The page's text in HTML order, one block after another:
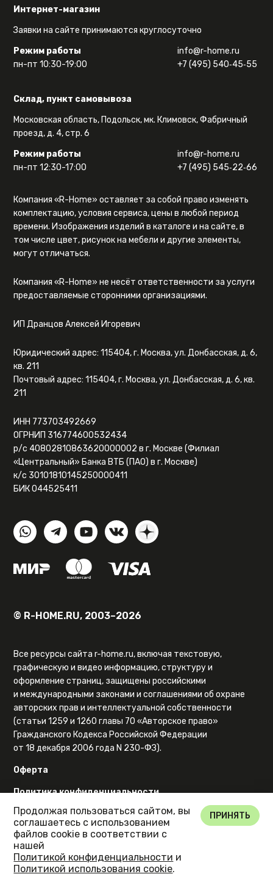
Интернет-магазин
Заявки на сайте принимаются круглосуточно
Режим работы
пн-пт 10:30-19:00
info@r-home.ru
+7 (495) 540‑45‑55
Склад, пункт самовывоза
Московская область, Подольск, мк. Климовск, Фабричный
проезд, д. 4, стр. 6
Режим работы
пн-пт 12:30-17:00
info@r-home.ru
+7 (495) 545‑22‑66
Компания «R-Home» оставляет за собой право изменять
комплектацию, условия сервиса, цены в любой период
времени. Изображения изделий в каталоге и на сайте, в
том числе цвет, рисунок на мебели и другие элементы,
могут отличаться.
Компания «R-Home» не несёт ответственности за услуги
предоставляемые сторонними организациями.
ИП Дранцов Алексей Игоревич
Юридический адрес: 115404, г. Москва, ул. Донбасская, д. 6,
кв. 211
Почтовый адрес: 115404, г. Москва, ул. Донбасская, д. 6, кв.
211
ИНН 773703492669
ОГРНИП 316774600532434
р/с 40802810863620000002 в г. Москве (Филиал
«Центральный» Банка ВТБ (ПАО) в г. Москве)
к/с 30101810145250000411
БИК 044525411
© R-HOME.RU, 2003–2026
Все ресурсы сайта r-home.ru, включая текстовую,
графическую и видео информацию, структуру и
оформление страниц, защищены российскими
и международными законами и соглашениями об охране
авторских прав и интеллектуальной собственности
(статьи 1259 и 1260 главы 70 «Авторское право»
Гражданского Кодекса Российской Федерации
от 18 декабря 2006 года N 230-ФЗ).
Оферта
Политика конфиденциальности
Карта сайта
Продолжая пользоваться сайтом, вы
соглашаетесь с использованием
файлов cookie в соответствии с
нашей
Политикой конфиденциальности и
Политикой использования cookie.
ПРИНЯТЬ